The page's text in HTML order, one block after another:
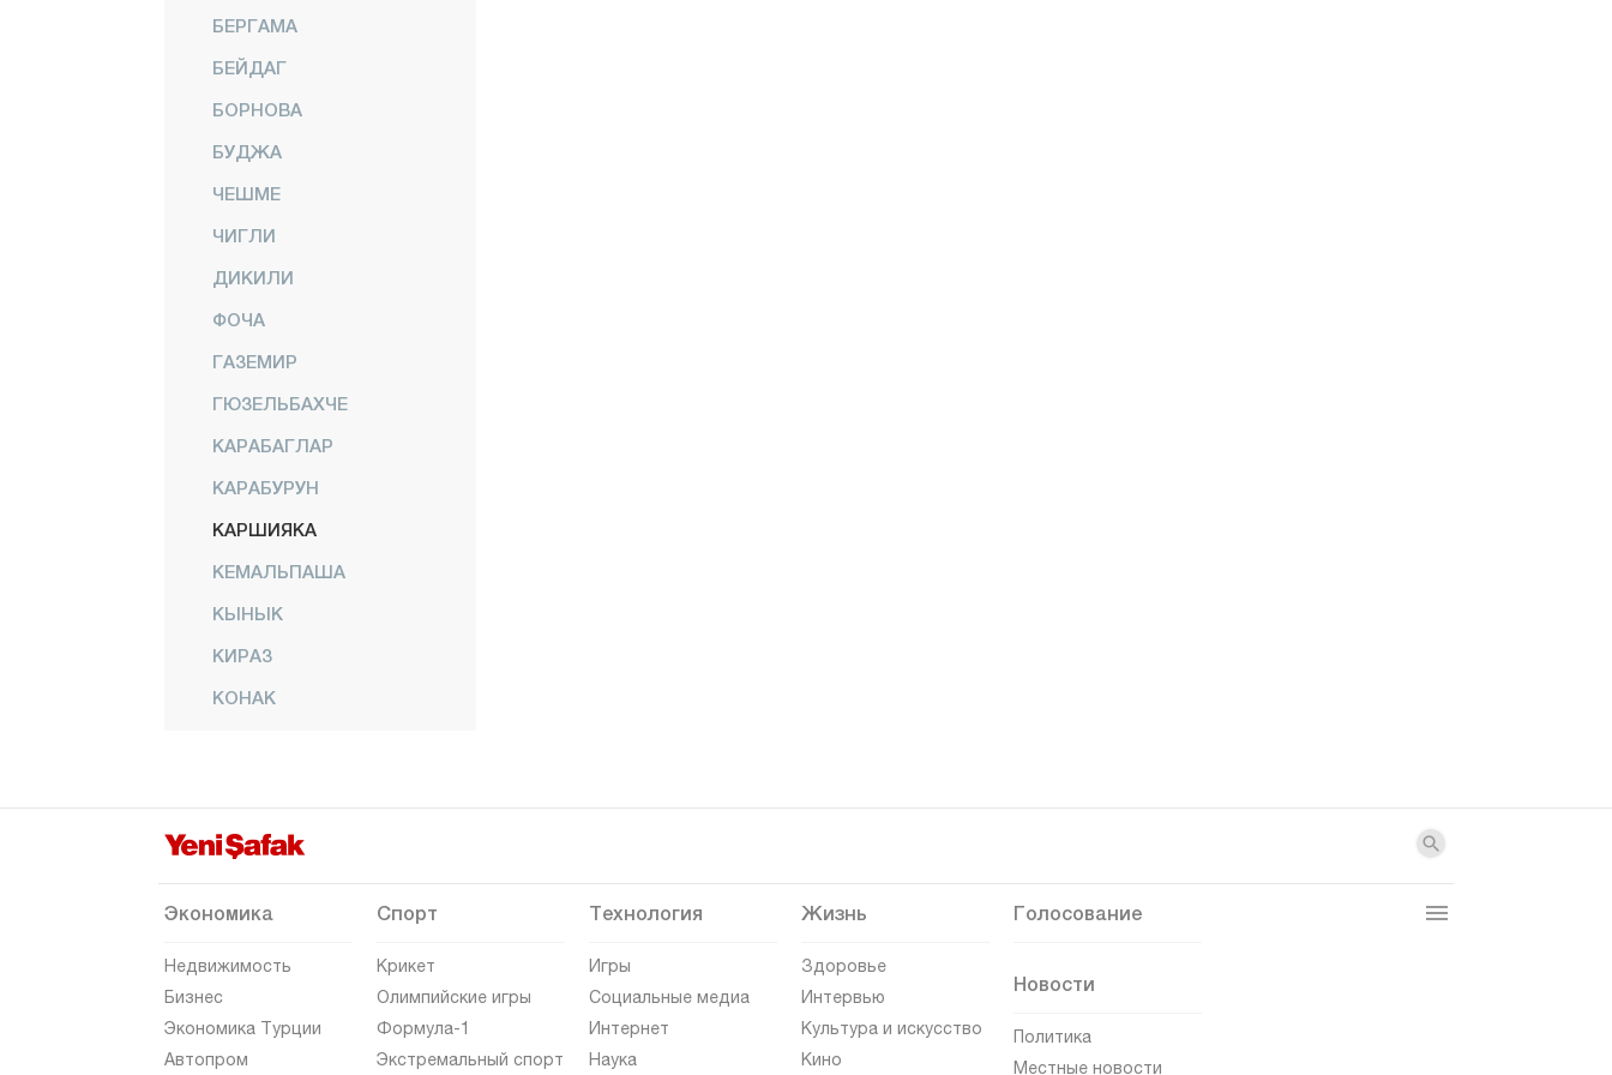
БЕРГАМА
БЕЙДАГ
БОРНОВА
БУДЖА
ЧЕШМЕ
ЧИГЛИ
ДИКИЛИ
ФОЧА
ГАЗЕМИР
ГЮЗЕЛЬБАХЧЕ
КАРАБАГЛАР
КАРАБУРУН
КАРШИЯКА
КЕМАЛЬПАША
КЫНЫК
КИРАЗ
КОНАК
ОДЕМИШ
СЕФЕРИХИСАР
ТИРЕ
ТОРБАЛИ
Экономика
Недвижимость
Бизнес
Экономика Турции
Автопром
Спорт
Крикет
Олимпийские игры
Формула-1
Экстремальный спорт
Технология
Игры
Социальные медиа
Интернет
Наука
Жизнь
Здоровье
Интервью
Культура и искусство
Кино
Голосование
Новости
Политика
Местные новости